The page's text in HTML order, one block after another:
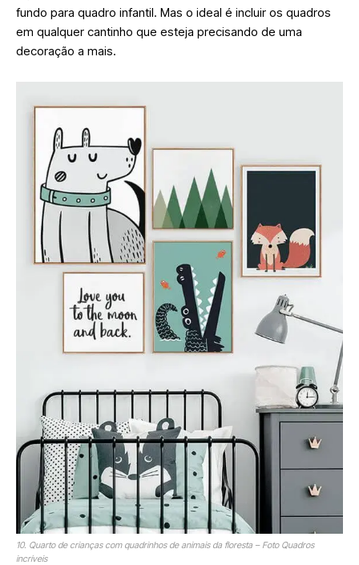
fundo para quadro infantil. Mas o ideal é incluir os quadros
em qualquer cantinho que esteja precisando de uma
decoração a mais.
10. Quarto de crianças com quadrinhos de animais da floresta – Foto Quadros
incríveis